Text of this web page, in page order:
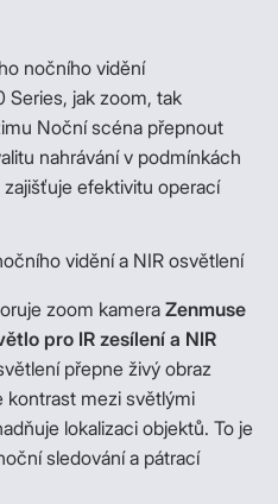
nočního vidění
Series, jak zoom, tak
Noční scéna přepnout
nahrávání v podmínkách
efektivitu operací
vidění a NIR osvětlení
zoom kamera Zenmuse
pro IR zesílení a NIR
přepne živý obraz
kontrast mezi světlými
lokalizaci objektů. To je
sledování a pátrací